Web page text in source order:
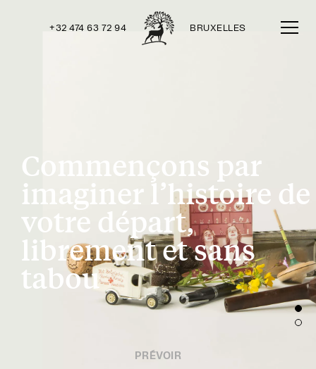
+32 474 63 72 94 BRUXELLES
Commençons par
imaginer l’histoire de
votre départ,
librement et sans
tabou
PRÉVOIR